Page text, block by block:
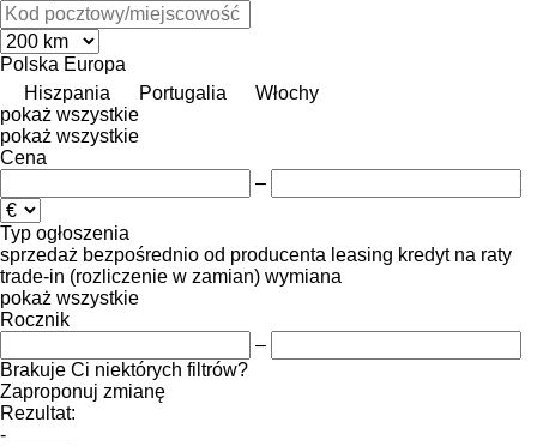
Polska Europa
Hiszpania
Portugalia
Włochy
pokaż wszystkie
pokaż wszystkie
Cena
–
Typ ogłoszenia
sprzedaż bezpośrednio od producenta leasing kredyt na raty
trade-in (rozliczenie w zamian) wymiana
pokaż wszystkie
Rocznik
–
Brakuje Ci niektórych filtrów?
Zaproponuj zmianę
Rezultat:
-